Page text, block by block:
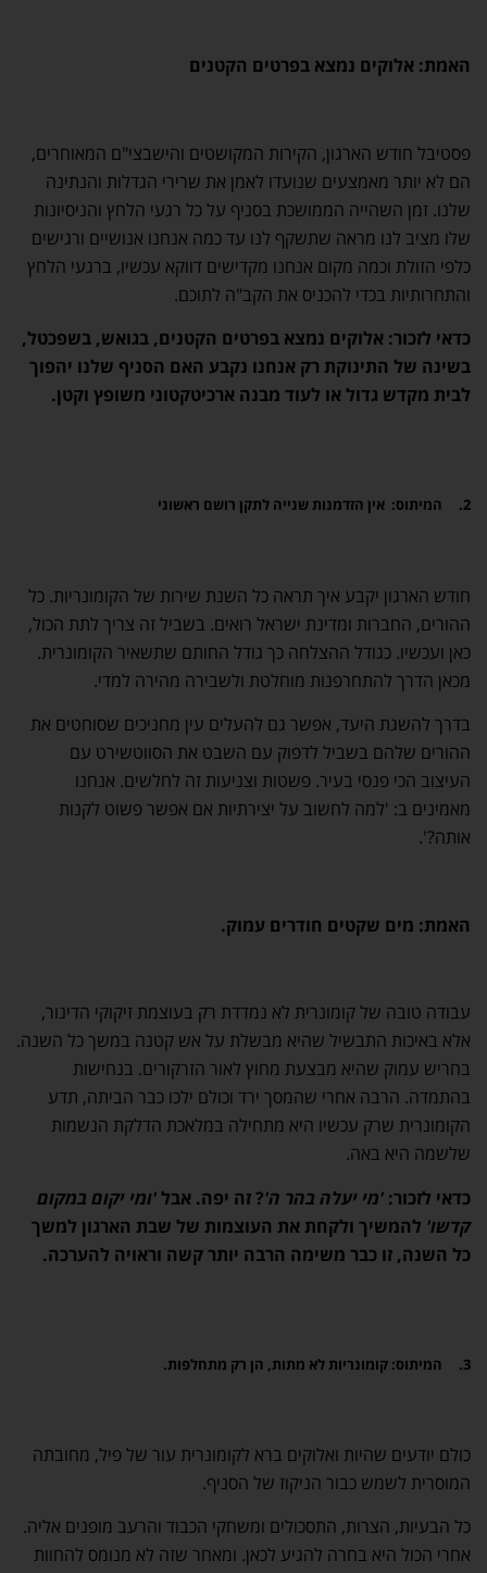
האמת: אלוקים נמצא בפרטים הקטנים
פסטיבל חודש הארגון, הקירות המקושטים והישבצי"ם המאוחרים,
הם לא יותר מאמצעים שנועדו לאמן את שרירי הגדלות והנתינה
שלנו. זמן השהייה הממושכת בסניף על כל רגעי הלחץ והניסיונות
שלו מציב לנו מראה שתשקף לנו עד כמה אנחנו אנושיים ורגישים
כלפי הזולת וכמה מקום אנחנו מקדישים דווקא עכשיו, ברגעי הלחץ
והתחרותיות בכדי להכניס את הקב"ה לתוכם.
כדאי לזכור: אלוקים נמצא בפרטים הקטנים, בגואש, בשפכטל,
בשינה של התינוקת רק אנחנו נקבע האם הסניף שלנו יהפוך
לבית מקדש גדול או לעוד מבנה ארכיטקטוני משופץ וקטן.
2. המיתוס: אין הזדמנות שנייה לתקן רושם ראשוני
חודש הארגון יקבע איך תראה כל השנת שירות של הקומונריות. כל
ההורים, החברות ומדינת ישראל רואים. בשביל זה צריך לתת הכול,
כאן ועכשיו. כגודל ההצלחה כך גודל החותם שתשאיר הקומונרית.
מכאן הדרך להתחרפנות מוחלטת ולשבירה מהירה למדי.
בדרך להשגת היעד, אפשר גם להעלים עין מחניכים שסוחטים את
ההורים שלהם בשביל לדפוק עם השבט את הסווטשירט עם
העיצוב הכי פנסי בעיר. פשטות וצניעות זה לחלשים. אנחנו
מאמינים ב: 'למה לחשוב על יצירתיות אם אפשר פשוט לקנות
אותה?'.
האמת: מים שקטים חודרים עמוק.
עבודה טובה של קומונרית לא נמדדת רק בעוצמת זיקוקי הדינור,
אלא באיכות התבשיל שהיא מבשלת על אש קטנה במשך כל השנה.
בחריש עמוק שהיא מבצעת מחוץ לאור הזרקורים. בנחישות
בהתמדה. הרבה אחרי שהמסך ירד וכולם ילכו כבר הביתה, תדע
הקומונרית שרק עכשיו היא מתחילה במלאכת הדלקת הנשמות
שלשמה היא באה.
כדאי לזכור: 'מי יעלה בהר ה'? זה יפה. אבל 'ומי יקום במקום
קדשו' להמשיך ולקחת את העוצמות של שבת הארגון למשך
כל השנה, זו כבר משימה הרבה יותר קשה וראויה להערכה.
3. המיתוס: קומונריות לא מתות, הן רק מתחלפות.
כולם יודעים שהיות ואלוקים ברא לקומונרית עור של פיל, מחובתה
המוסרית לשמש כבור הניקוז של הסניף.
כל הבעיות, הצרות, התסכולים ומשחקי הכבוד והרעב מופנים אליה.
אחרי הכול היא בחרה להגיע לכאן. ומאחר שזה לא מנומס להחוות